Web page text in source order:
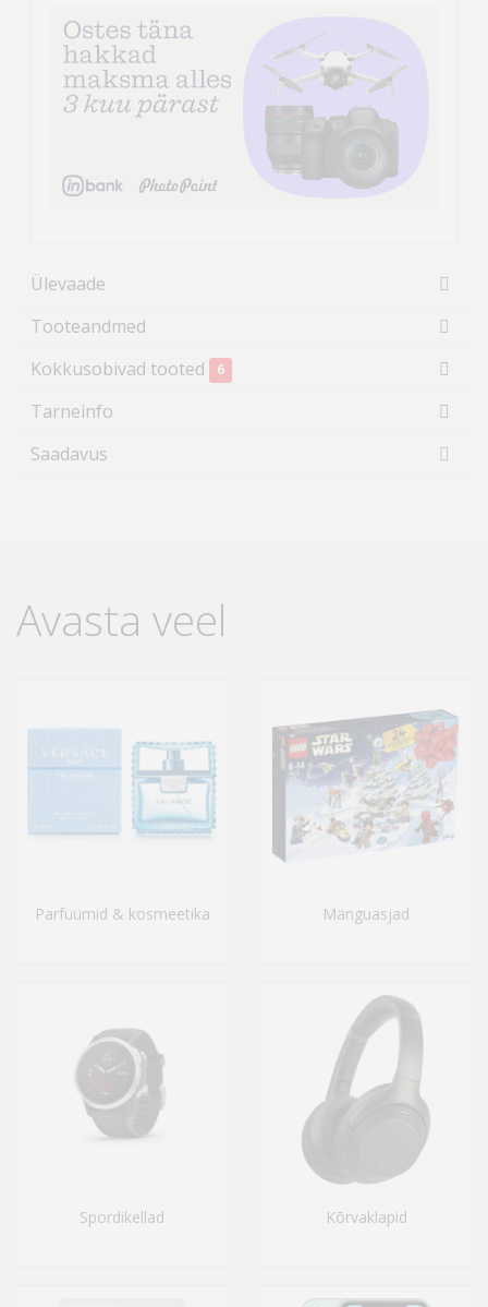
Ülevaade
Tooteandmed
Kokkusobivad tooted
6
Tarneinfo
Saadavus
Avasta veel
Parfüümid & kosmeetika Mänguasjad
Spordikellad Kõrvaklapid